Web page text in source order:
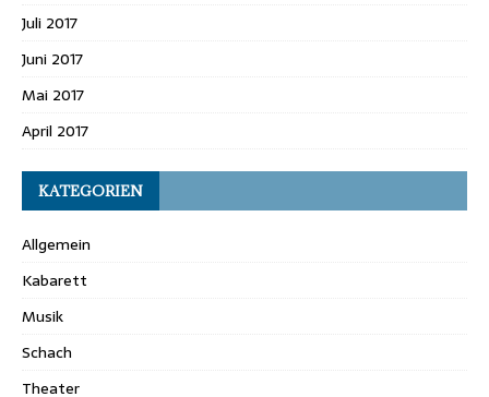
Juli 2017
Juni 2017
Mai 2017
April 2017
KATEGORIEN
Allgemein
Kabarett
Musik
Schach
Theater